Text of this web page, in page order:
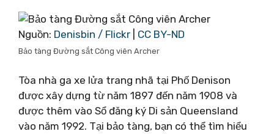
Nguồn: Denisbin / Flickr CC BY-ND
Bảo tàng Đường sắt Công viên Archer
Tòa nhà ga xe lửa trang nhã tại Phố Denison
được xây dựng từ năm 1897 đến năm 1908 và
được thêm vào Sổ đăng ký Di sản Queensland
vào năm 1992. Tại bảo tàng, bạn có thể tìm hiểu